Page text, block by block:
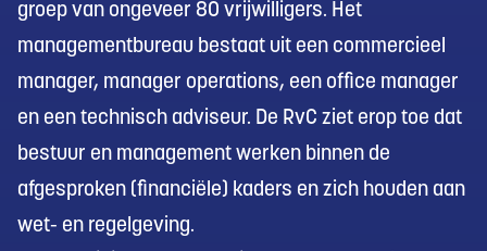
groep van ongeveer 80 vrijwilligers. Het
managementbureau bestaat uit een commercieel
manager, manager operations, een office manager
en een technisch adviseur. De RvC ziet erop toe dat
bestuur en management werken binnen de
afgesproken (financiële) kaders en zich houden aan
wet- en regelgeving.